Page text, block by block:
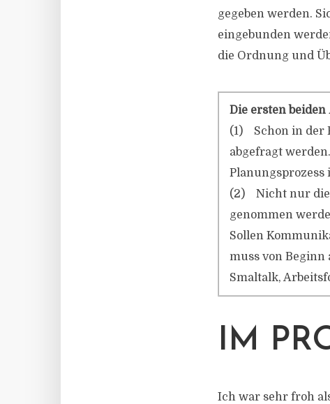
gegeben werden.
eingebunden
die Ordnung und
Die ersten beiden
(1) Schon in der
abgefragt
Planungsprozess
(2) Nicht nur die
genommen
Sollen
muss von Beginn
Smaltalk,
IM
Ich war sehr froh